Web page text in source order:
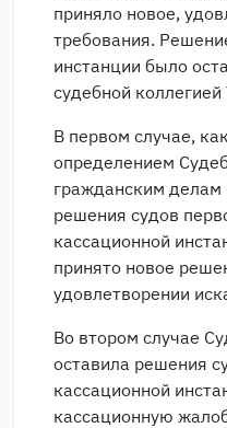
приняло новое,
требования.
инстанции было
судебной
В первом случае,
определением
гражданским делам
решения судов
кассационной
принято новое
удовлетворении
Во втором случае
оставила решения
кассационной
кассационную